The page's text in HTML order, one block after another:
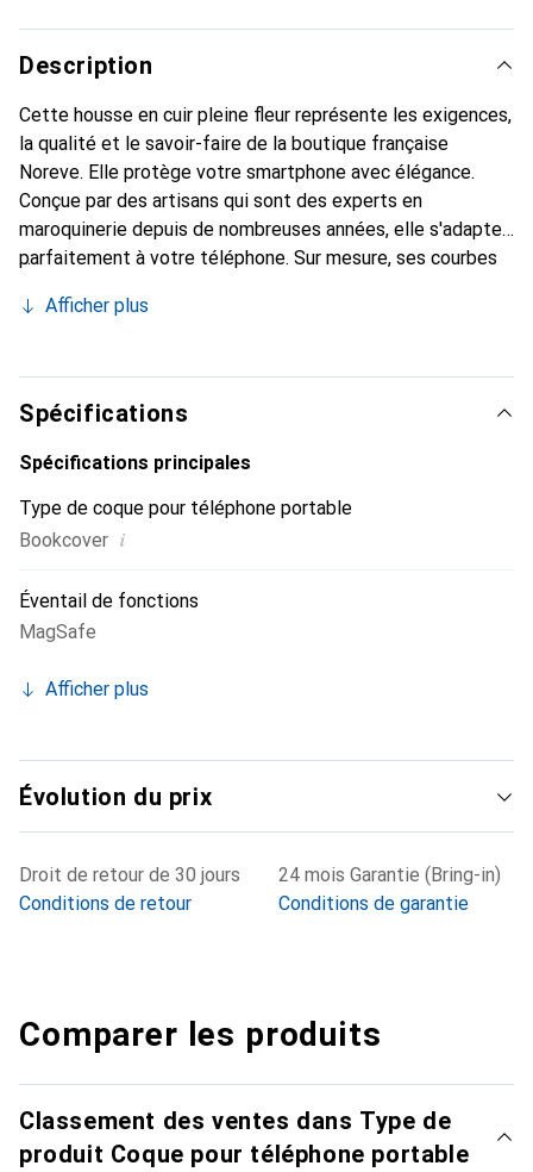
Description
Cette housse en cuir pleine fleur représente les exigences,
la qualité et le savoir-faire de la boutique française
Noreve. Elle protège votre smartphone avec élégance.
Conçue par des artisans qui sont des experts en
maroquinerie depuis de nombreuses années, elle s'adapte
parfaitement à votre téléphone. Sur mesure, ses courbes
devient un accessoire chic et indispensable pour votre
produits de haute qualité, la marque Noreve est un choix
sûr pour une clientèle exigeante.
Afficher plus
Spécifications
Spécifications principales
Type de coque pour téléphone portable
Bookcover i
Éventail de fonctions
MagSafe
Afficher plus
Évolution du prix
Droit de retour de 30 jours
Conditions de retour
24 mois Garantie (Bring-in)
Conditions de garantie
Comparer les produits
Classement des ventes dans Type de
produit Coque pour téléphone portable